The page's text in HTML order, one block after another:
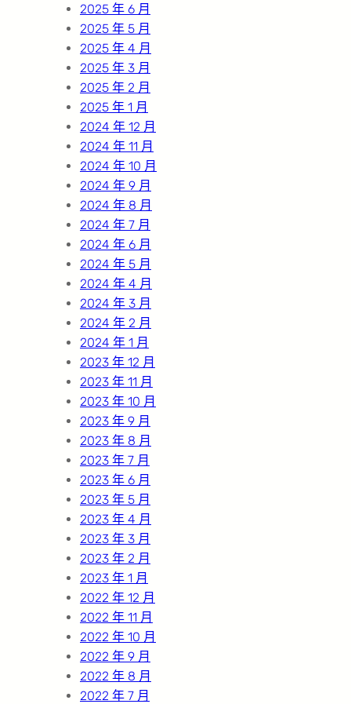
2025 年 6 月
2025 年 5 月
2025 年 4 月
2025 年 3 月
2025 年 2 月
2025 年 1 月
2024 年 12 月
2024 年 11 月
2024 年 10 月
2024 年 9 月
2024 年 8 月
2024 年 7 月
2024 年 6 月
2024 年 5 月
2024 年 4 月
2024 年 3 月
2024 年 2 月
2024 年 1 月
2023 年 12 月
2023 年 11 月
2023 年 10 月
2023 年 9 月
2023 年 8 月
2023 年 7 月
2023 年 6 月
2023 年 5 月
2023 年 4 月
2023 年 3 月
2023 年 2 月
2023 年 1 月
2022 年 12 月
2022 年 11 月
2022 年 10 月
2022 年 9 月
2022 年 8 月
2022 年 7 月